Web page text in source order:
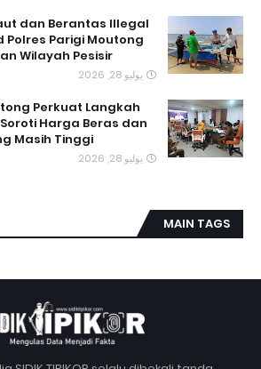
dan Berantas Illegal
Polres Parigi Moutong
Wilayah Pesisir
يوليو 28, 2026
Perkuat Langkah
Harga Beras dan
Masih Tinggi
يوليو 28, 2026
MAIN TAGS